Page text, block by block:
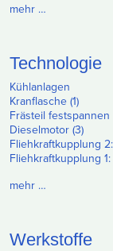
mehr …
Technologie
Kühlanlagen
Kranflasche (1)
Frästeil festspannen
Dieselmotor (3)
Fliehkraftkupplung
Fliehkraftkupplung
mehr …
Werkstoffe